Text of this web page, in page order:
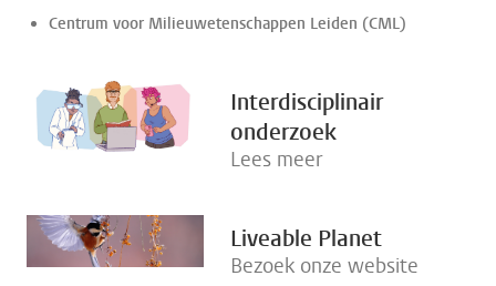
Centrum voor Milieuwetenschappen Leiden (CML)
Interdisciplinair
onderzoek
Lees meer
Liveable Planet
Bezoek onze website